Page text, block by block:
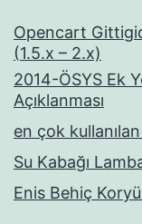
Opencart
(1.5.x – 2.x)
2014-ÖSYS Ek
Açıklanması
en çok
Su Kabağı
Enis Behiç